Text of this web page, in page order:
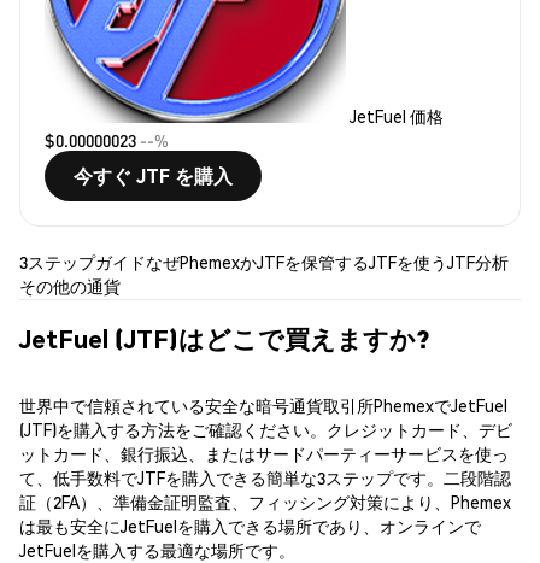
JetFuel 価格
$0.00000023 --%
今すぐ JTF を購入
3ステップガイドなぜPhemexかJTFを保管するJTFを使うJTF分析
その他の通貨
JetFuel (JTF)はどこで買えますか?
世界中で信頼されている安全な暗号通貨取引所PhemexでJetFuel
(JTF)を購入する方法をご確認ください。クレジットカード、デビ
ットカード、銀行振込、またはサードパーティーサービスを使っ
て、低手数料でJTFを購入できる簡単な3ステップです。二段階認
証（2FA）、準備金証明監査、フィッシング対策により、Phemex
は最も安全にJetFuelを購入できる場所であり、オンラインで
JetFuelを購入する最適な場所です。